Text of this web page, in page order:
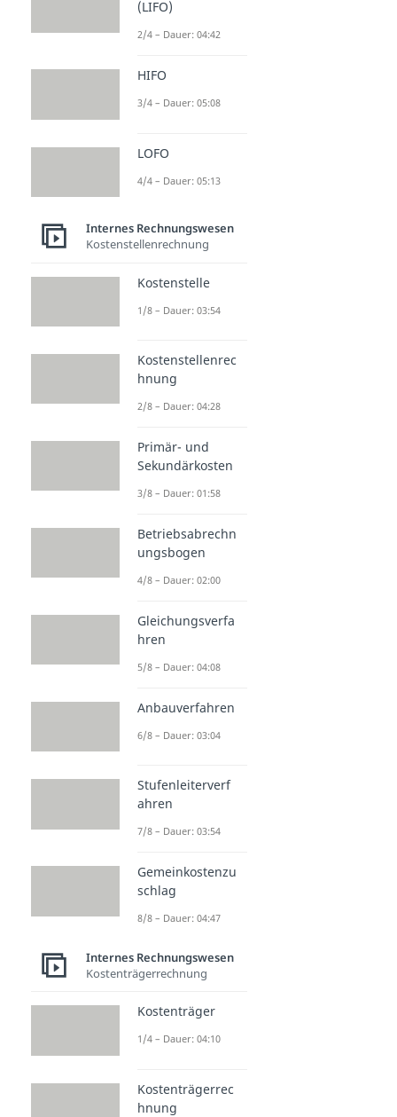
(LIFO)
2/4 – Dauer: 04:42
HIFO
3/4 – Dauer: 05:08
LOFO
4/4 – Dauer: 05:13
Internes Rechnungswesen
Kostenstellenrechnung
Kostenstelle
1/8 – Dauer: 03:54
Kostenstellenrec
hnung
2/8 – Dauer: 04:28
Primär- und
Sekundärkosten
3/8 – Dauer: 01:58
Betriebsabrechn
ungsbogen
4/8 – Dauer: 02:00
Gleichungsverfa
hren
5/8 – Dauer: 04:08
Anbauverfahren
6/8 – Dauer: 03:04
Stufenleiterverf
ahren
7/8 – Dauer: 03:54
Gemeinkostenzu
schlag
8/8 – Dauer: 04:47
Internes Rechnungswesen
Kostenträgerrechnung
Kostenträger
1/4 – Dauer: 04:10
Kostenträgerrec
hnung